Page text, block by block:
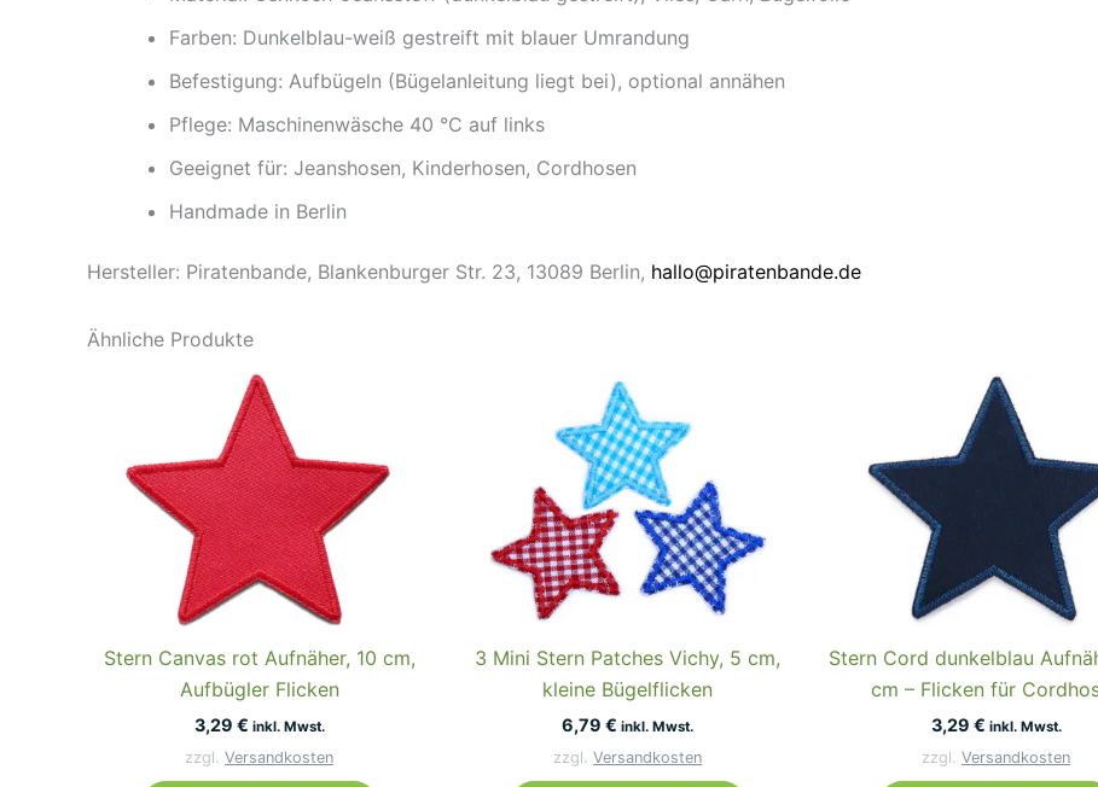
Farben: Dunkelblau-weiß gestreift mit blauer Umrandung
Befestigung: Aufbügeln (Bügelanleitung liegt bei), optional annähen
Pflege: Maschinenwäsche 40 °C auf links
Geeignet für: Jeanshosen, Kinderhosen, Cordhosen
Handmade in Berlin
Hersteller: Piratenbande, Blankenburger Str. 23, 13089 Berlin, hallo@piratenbande.de
Ähnliche Produkte
Stern Canvas rot Aufnäher, 10 cm,
Aufbügler Flicken
3,29 € inkl. Mwst.
zzgl. Versandkosten
3 Mini Stern Patches Vichy, 5 cm,
kleine Bügelflicken
6,79 € inkl. Mwst.
zzgl. Versandkosten
Stern Cord dunkelblau
cm – Flicken für
3,29 € inkl. Mwst.
zzgl. Versandkosten